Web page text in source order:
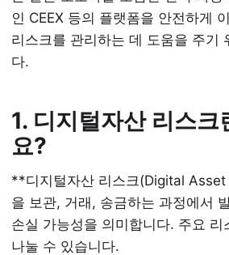
인 CEEX 등의 플랫폼을 안전하게
리스크를 관리하는 데 도움을 주기
다.
1. 디지털자산 리스크
요?
**디지털자산 리스크(Digital
을 보관, 거래, 송금하는 과정에서
손실 가능성을 의미합니다. 주요 리
나눌 수 있습니다.